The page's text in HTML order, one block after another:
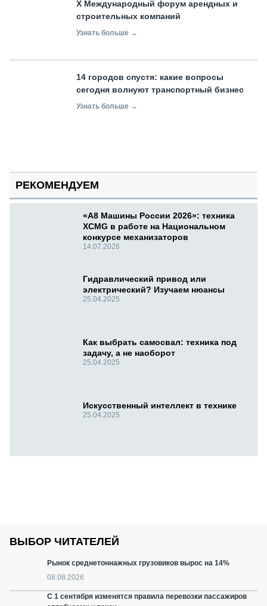
X Международный форум арендных и
строительных компаний
Узнать больше →
14 городов спустя: какие вопросы
сегодня волнуют транспортный бизнес
Узнать больше →
РЕКОМЕНДУЕМ
«А8 Машины России 2026»: техника
XCMG в работе на Национальном
конкурсе механизаторов
14.07.2026
Гидравлический привод или
электрический? Изучаем нюансы
25.04.2025
Как выбрать самосвал: техника под
задачу, а не наоборот
25.04.2025
Искусственный интеллект в технике
25.04.2025
ВЫБОР ЧИТАТЕЛЕЙ
Рынок среднетоннажных грузовиков вырос на 14%
08.08.2026
С 1 сентября изменятся правила перевозки пассажиров